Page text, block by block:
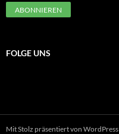
FOLGE UNS
Mit Stolz präsentiert von WordPress